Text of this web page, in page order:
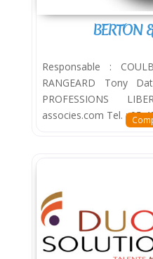
BERTON
Responsable :
RANGEARD Tony
PROFESSIONS
associes.com Tel. : 05